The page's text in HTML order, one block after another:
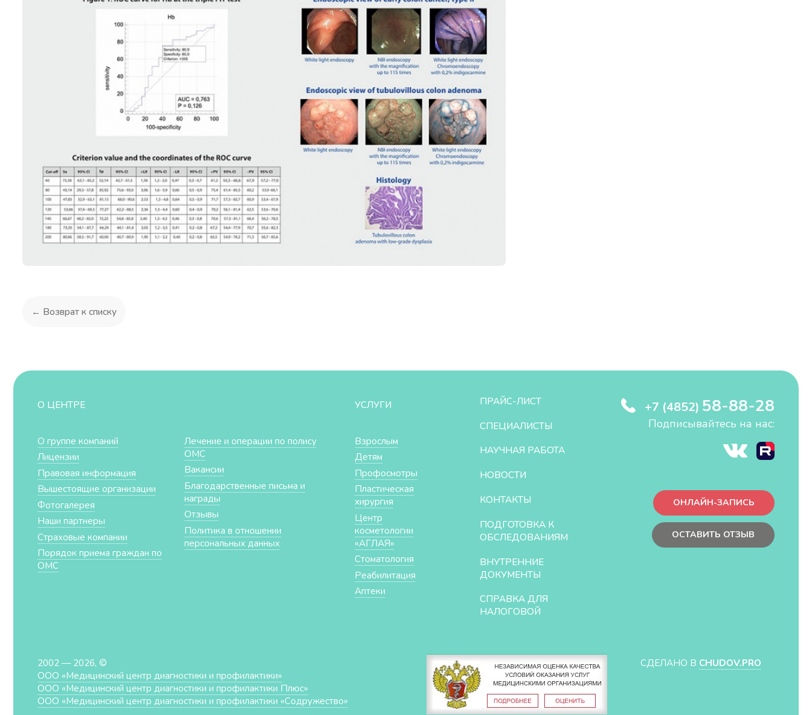
← Возврат к списку
О ЦЕНТРЕ
О группе компаний
Лицензии
Правовая информация
Вышестоящие организации
Фотогалерея
Наши партнеры
Страховые компании
Порядок приема граждан по
ОМС
Лечение и операции по полису
ОМС
Вакансии
Благодарственные письма и
награды
Отзывы
Политика в отношении
персональных данных
УСЛУГИ
Взрослым
Детям
Профосмотры
Пластическая
хирургия
Центр
косметологии
«АГЛАЯ»
Стоматология
Реабилитация
Аптеки
ПРАЙС-ЛИСТ
СПЕЦИАЛИСТЫ
НАУЧНАЯ РАБОТА
НОВОСТИ
КОНТАКТЫ
ПОДГОТОВКА К
ОБСЛЕДОВАНИЯМ
ВНУТРЕННИЕ
ДОКУМЕНТЫ
СПРАВКА ДЛЯ
НАЛОГОВОЙ
+7 (4852) 58-88-28
Подписывайтесь на нас:
ОНЛАЙН-ЗАПИСЬ
ОСТАВИТЬ ОТЗЫВ
2002 — 2026, ©
ООО «Медицинский центр диагностики и профилактики»
ООО «Медицинский центр диагностики и профилактики Плюс»
ООО «Медицинский центр диагностики и профилактики «Cодружество»
СДЕЛАНО В CHUDOV.PRO